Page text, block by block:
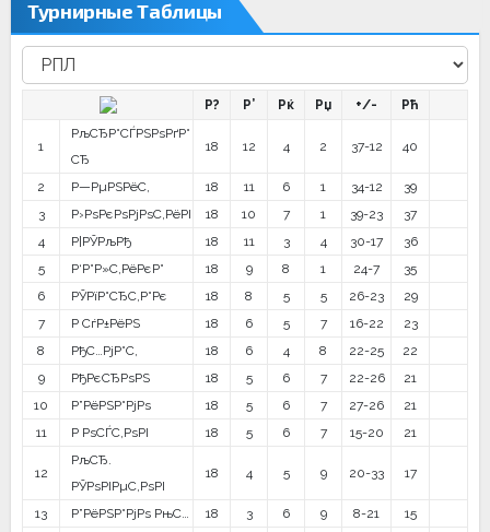
Турнирные Таблицы
Р? Р’ Рќ Рџ +/- Рћ
1
РљСЂР°СЃРЅРѕРґР°
СЂ
18 12 4 2 37-12 40
2 Р—РµРЅРёС‚ 18 11 6 1 34-12
39
3
Р›РѕРєРѕРјРѕС‚РёРІ 18 10 7 1 39-23
37
4
Р¦РЎРљРђ 18 11 3 4 30-17
36
5
Р‘Р°Р»С‚РёРєР° 18 9 8 1 24-7
35
6
РЎРїР°СЂС‚Р°Рє 18 8 5 5 26-23
29
7
Р СѓР±РёРЅ 18 6 5 7 16-22
23
8
РђС…РјР°С‚ 18 6 4 8 22-25
22
9
РђРєСЂРѕРЅ 18 5 6 7 22-26
21
10
Р”РёРЅР°РјРѕ 18 5 6 7 27-26
21
11
Р РѕСЃС‚РѕРІ 18 5 6 7 15-20 21
12
РљСЂ.
РЎРѕРІРµС‚РѕРІ
18 4 5 9 20-33 17
13 Р”РёРЅР°РјРѕ РњС… 18 3 6 9 8-21
15